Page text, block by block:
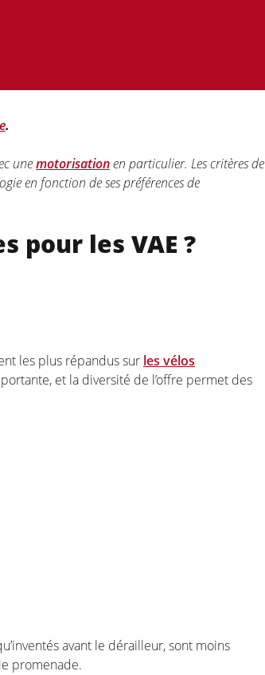
.
unemotorisationen particulier. Les critères de
en fonction de ses préférences de
pour les VAE ?
les plus répandus sur les vélos
et la diversité de l’offre permet des
avant le dérailleur, sont moins
promenade.